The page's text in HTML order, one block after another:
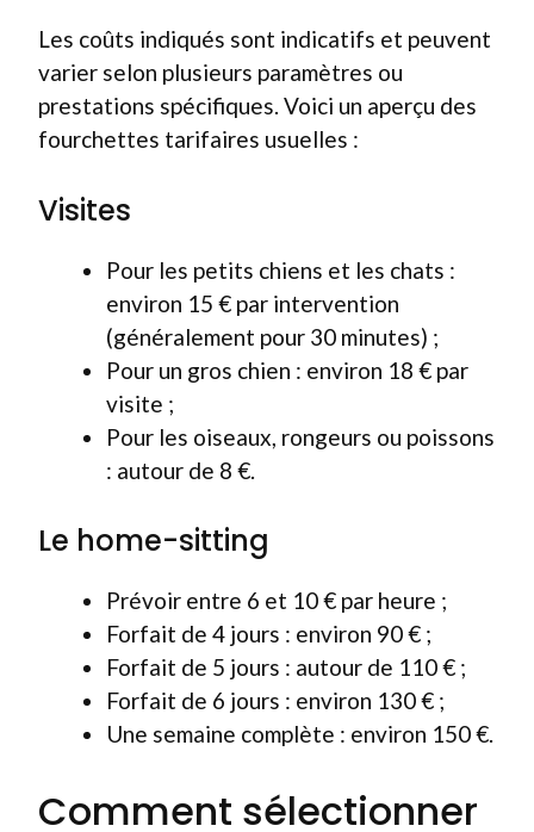
Les coûts indiqués sont indicatifs et peuvent
varier selon plusieurs paramètres ou
prestations spécifiques. Voici un aperçu des
fourchettes tarifaires usuelles :
Visites
Pour les petits chiens et les chats :
environ 15 € par intervention
(généralement pour 30 minutes) ;
Pour un gros chien : environ 18 € par
visite ;
Pour les oiseaux, rongeurs ou poissons
: autour de 8 €.
Le home-sitting
Prévoir entre 6 et 10 € par heure ;
Forfait de 4 jours : environ 90 € ;
Forfait de 5 jours : autour de 110 € ;
Forfait de 6 jours : environ 130 € ;
Une semaine complète : environ 150 €.
Comment sélectionner